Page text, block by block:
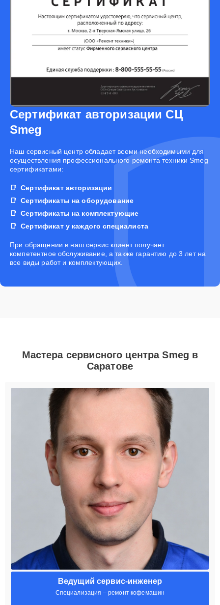
Сертификат авторизации СЦ
Smeg
Наш сервисный центр обладает всеми необходимыми для
осуществления профессионального ремонта техники Smeg
сертификатами:
Сертификат авторизации
Сертификаты на оборудование
Сертификаты на комплектующие
Сертификат у каждого специалиста
При обращении в наш сервис клиент получает
компетентное обслуживание, а также гарантию до 3 лет на
все виды работ и комплектующих.
Мастера сервисного центра Smeg в
Саратове
Ведущий сервис-инженер
Специализация – ремонт кофемашин